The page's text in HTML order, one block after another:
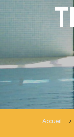
Accueil